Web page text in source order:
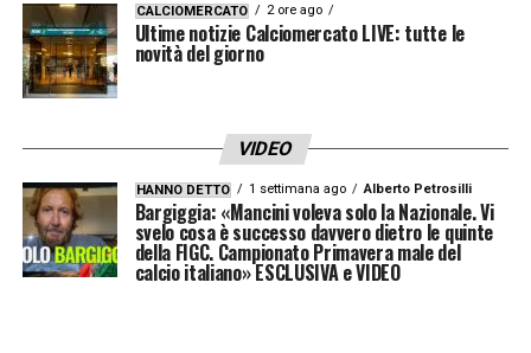
CALCIOMERCATO 2 ore ago
Ultime notizie Calciomercato LIVE: tutte le
novità del giorno
VIDEO
HANNO DETTO 1 settimana ago Alberto Petrosilli
Bargiggia: «Mancini voleva solo la Nazionale. Vi
svelo cosa è successo davvero dietro le quinte
della FIGC. Campionato Primavera male del
calcio italiano» ESCLUSIVA e VIDEO